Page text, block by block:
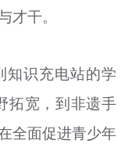
干。
知识充电站的学
拓宽，到非遗手
全面促进青少年